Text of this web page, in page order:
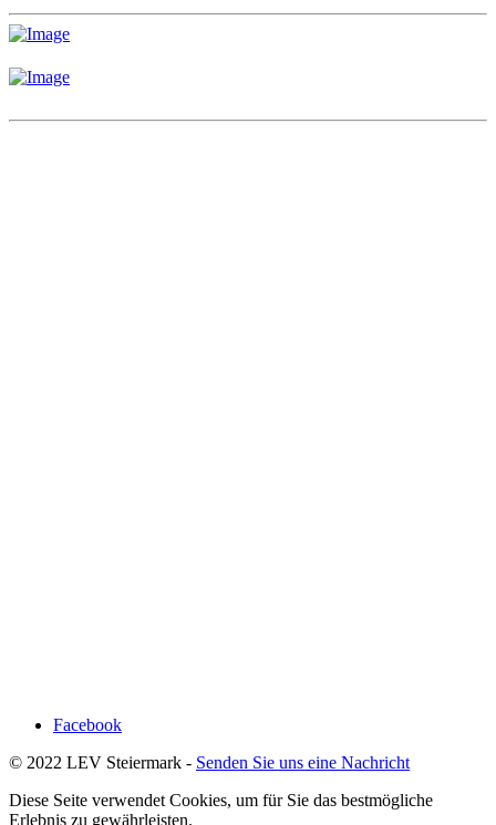
Facebook
© 2022 LEV Steiermark - Senden Sie uns eine Nachricht
Diese Seite verwendet Cookies, um für Sie das bestmögliche
Erlebnis zu gewährleisten.